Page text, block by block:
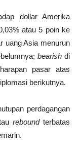
dollar Amerika
atau 5 poin ke
uang Asia menurun
bearish di
pasar atas
berikutnya.
perdagangan
reboundterbatas